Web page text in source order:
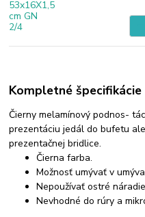
Kompletné špecifikácie
Čierny melamínový podnos-
prezentáciu jedál do bufetu
prezentačnej bridlice.
Čierna farba.
Možnosť umývať v
Nepoužívať ostré
Nevhodné do rúry a